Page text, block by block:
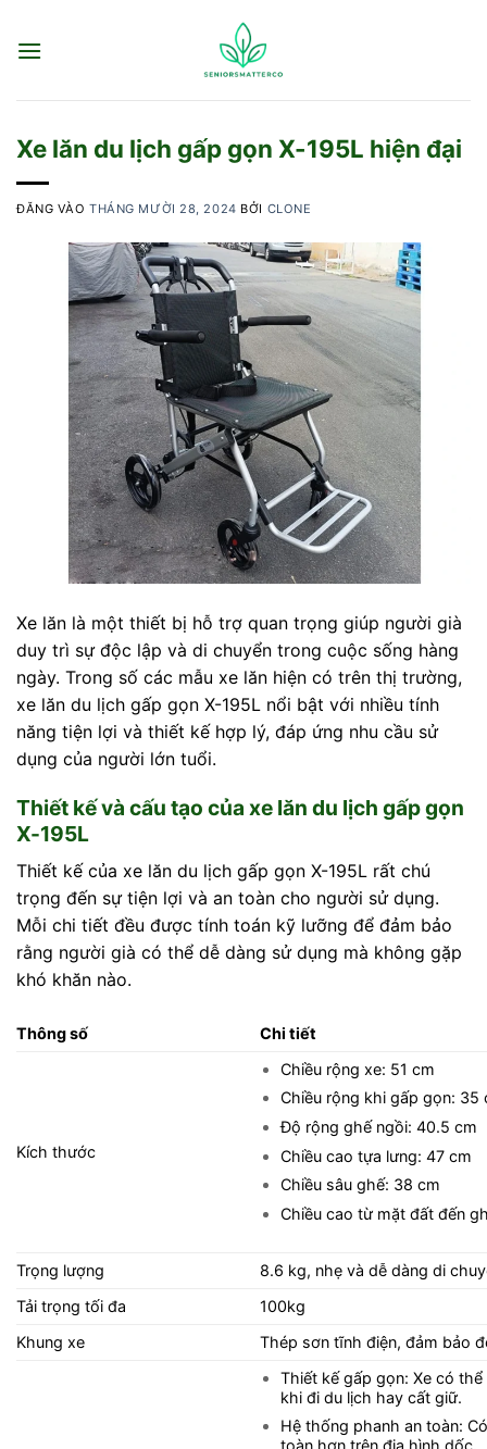
qua
Xe lăn du lịch gấp gọn X-195L hiện đại
ĐĂNG VÀOTHÁNG MƯỜI 28, 2024 BỞI CLONE
Xe lăn là một thiết bị hỗ trợ quan trọng giúp người già
duy trì sự độc lập và di chuyển trong cuộc sống hàng
ngày. Trong số các mẫu xe lăn hiện có trên thị trường,
xe lăn du lịch gấp gọn X-195L nổi bật với nhiều tính
năng tiện lợi và thiết kế hợp lý, đáp ứng nhu cầu sử
dụng của người lớn tuổi.
Thiết kế và cấu tạo của xe lăn du lịch gấp gọn
X-195L
Thiết kế của xe lăn du lịch gấp gọn X-195L rất chú
trọng đến sự tiện lợi và an toàn cho người sử dụng.
Mỗi chi tiết đều được tính toán kỹ lưỡng để đảm bảo
rằng người già có thể dễ dàng sử dụng mà không gặp
khó khăn nào.
Thông số Chi tiết
Kích thước
Chiều rộng xe: 51 cm
Chiều rộng khi gấp gọn: 35
Độ rộng ghế ngồi: 40.5 cm
Chiều cao tựa lưng: 47 cm
Chiều sâu ghế: 38 cm
Chiều cao từ mặt đất đến
Trọng lượng
8.6 kg, nhẹ và dễ dàng di
Tải trọng tối đa
100kg
Khung xe
Thép sơn tĩnh điện, đảm bảo
Thiết kế gấp gọn: Xe có
khi đi du lịch hay cất giữ.
Hệ thống phanh an toàn: